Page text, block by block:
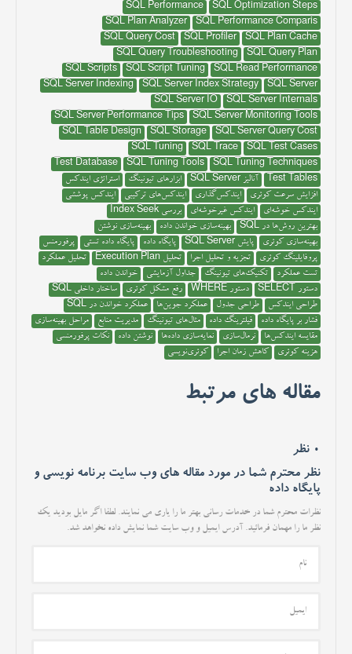
SQL Optimization Steps
SQL Performance
SQL Performance Comparis
SQL Plan Analyzer
SQL Plan Cache
SQL Profiler
SQL Query Cost
SQL Query Plan
SQL Query Troubleshooting
SQL Read Performance
SQL Script Tuning
SQL Scripts
SQL Server
SQL Server Index Strategy
SQL Server Indexing
SQL Server Internals
SQL Server IO
SQL Server Monitoring Tools
SQL Server Performance Tips
SQL Server Query Cost
SQL Storage
SQL Table Design
SQL Test Cases
SQL Trace
SQL Tuning
SQL Tuning Techniques
SQL Tuning Tools
Test Database
Test Tables
آنالیز SQL Server ابزارهای تیونینگ
استراتژی ایندکس
افزایش سرعت کوئری
ایندکس‌گذاری ایندکس‌های ترکیبی
ایندکس پوششی
ایندکس خوشه‌ای
ایندکس غیرخوشه‌ای
بررسی Index Seek
بهترین روش‌ها در SQL
بهینه‌سازی خواندن داده
بهینه‌سازی نوشتن
بهینه‌سازی کوئری
پایش SQL Server پایگاه داده پایگاه داده تستی
پرفورمنس
پروفایلینگ کوئری
تجزیه و تحلیل اجرا تحلیل Execution Plan
تحلیل عملکرد
تست عملکرد
تکنیک‌های تیونینگ جداول آزمایشی
خواندن داده
دستور SELECT
دستور WHERE رفع مشکل کوئری
ساختار داخلی SQL
طراحی ایندکس
طراحی جدول عملکرد جوین‌ها
عملکرد خواندن در SQL
فشار بر پایگاه داده
فیلترینگ داده مثال‌های تیونینگ مدیریت منابع
مراحل بهینه‌سازی
مقایسه ایندکس‌ها
نرمال‌سازی نمایه‌سازی داده‌ها نوشتن داده
نکات پرفورمنسی
هزینه کوئری
کاهش زمان اجرا کوئری‌نویسی
مقاله های مرتبط
0 نظر
نظر محترم شما در مورد مقاله های وب سایت برنامه نویسی و
پایگاه داده
نظرات محترم شما در خدمات رسانی بهتر ما را یاری می نمایند. لطفا اگر مایل بودید یک
نظر ما را مهمان فرمائید. آدرس ایمیل و وب سایت شما نمایش داده نخواهد شد.